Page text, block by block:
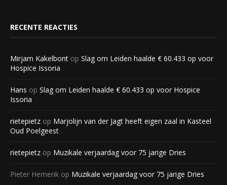
RECENTE REACTIES
Mirjam Kakelbont op Slag om Leiden haalde € 60.433 op voor
Hospice Issoria
Hans op Slag om Leiden haalde € 60.433 op voor Hospice
Issoria
rietepietz op Marjolijn van der Jagt heeft eigen zaal in Kasteel
Oud Poelgeest
rietepietz op Muzikale verjaardag voor 75 jarige Dries
Pieter Hemerik op Muzikale verjaardag voor 75 jarige Dries